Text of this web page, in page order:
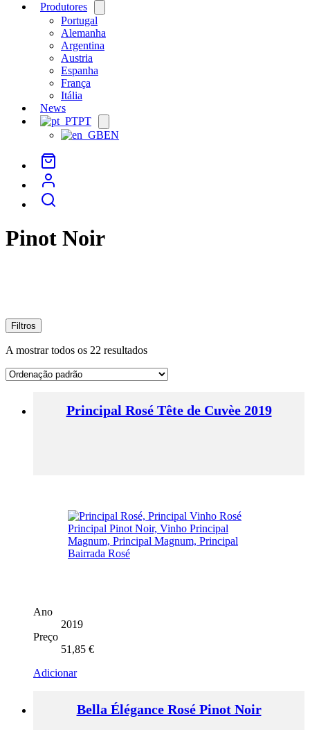
Produtores
menu
Portugal
Alemanha
Argentina
Austria
Espanha
França
Itália
News
PT
menu
EN
Pinot Noir
Filtros
A mostrar todos os 22 resultados
Principal Rosé Tête de Cuvèe 2019
Ano
2019
Preço
51,85 €
Adicionar
Bella Élégance Rosé Pinot Noir